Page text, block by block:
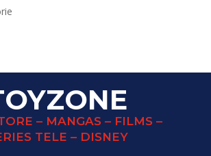
– MANGAS – FILMS –
TELE – DISNEY